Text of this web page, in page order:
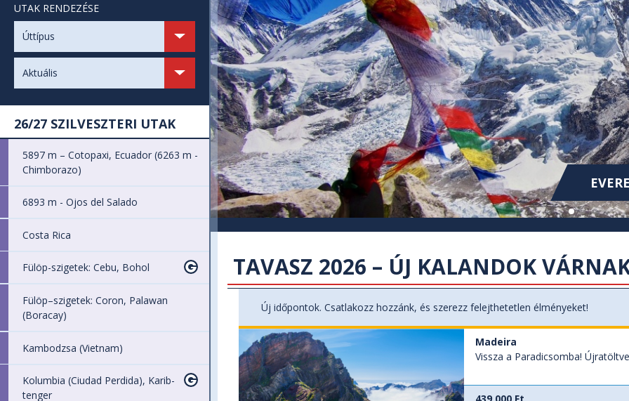
UTAK RENDEZÉSE
Úttípus
Aktuális
26/27 SZILVESZTERI UTAK
5897 m – Cotopaxi, Ecuador (6263 m -
Chimborazo)
6893 m - Ojos del Salado
Costa Rica
Fülöp-szigetek: Cebu, Bohol
Fülöp–szigetek: Coron, Palawan
(Boracay)
Kambodzsa (Vietnam)
Kolumbia (Ciudad Perdida), Karib-
tenger
TAVASZ 2026 – ÚJ KALANDOK
Új időpontok. Csatlakozz hozzánk, és szerezz felejthetetlen élményeket!
Madeira
Vissza a Paradicsomba!